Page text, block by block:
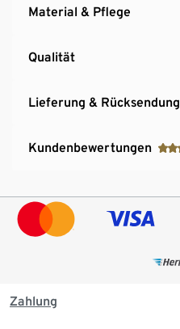
Material & Pflege
Qualität
Lieferung & Rücksendung
Kundenbewertungen
Zahlung